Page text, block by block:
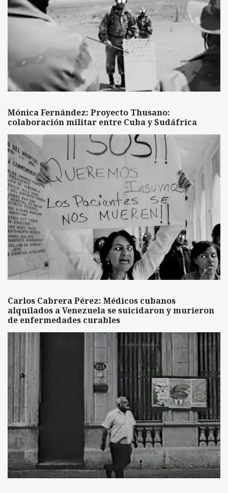
Mónica Fernández: Proyecto Thusano:
colaboración militar entre Cuba y Sudáfrica
Carlos Cabrera Pérez: Médicos cubanos
alquilados a Venezuela se suicidaron y murieron
de enfermedades curables